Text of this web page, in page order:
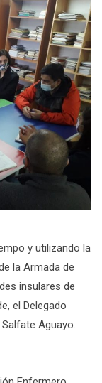
y utilizando la
la Armada de
insulares de
el Delegado
Aguayo.